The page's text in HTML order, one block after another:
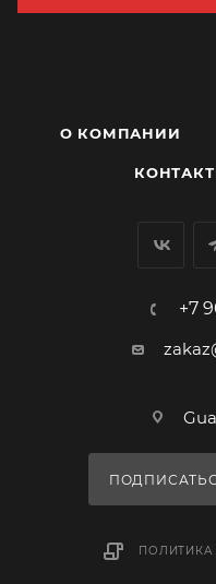
О КОМПАНИИ
+7